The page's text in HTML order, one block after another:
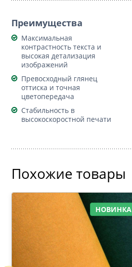
Преимущества
Максимальная
контрастность текста и
высокая детализация
изображений
Превосходный глянец
оттиска и точная
цветопередача
Стабильность в
высокоскоростной печати
Похожие товары
НОВИНКА